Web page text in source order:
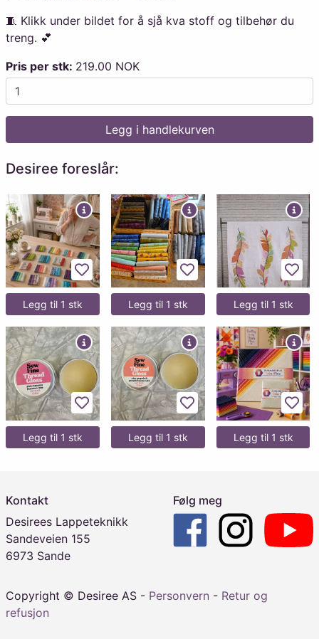
🧵 Klikk under bildet for å sjå kva stoff og tilbehør du
treng. 💕
Pris per stk: 219.00 NOK
Legg i handlekurven
Desiree foreslår:
Legg til favoritter
Legg til 1 stk
Legg til favoritter
Legg til 1 stk Legg til 1 stk
Legg til favoritter
Legg til 1 stk
Legg til favoritter
Legg til 1 stk Legg til 1 stk
Kontakt
Desirees Lappeteknikk
Sandeveien 155
6973 Sande
Følg meg
Copyright © Desiree AS - Personvern - Retur og
refusjon